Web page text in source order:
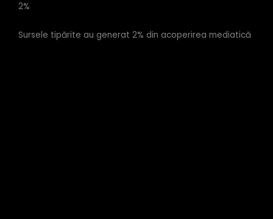
2%
Sursele tipărite au generat 2% din acoperirea mediatică